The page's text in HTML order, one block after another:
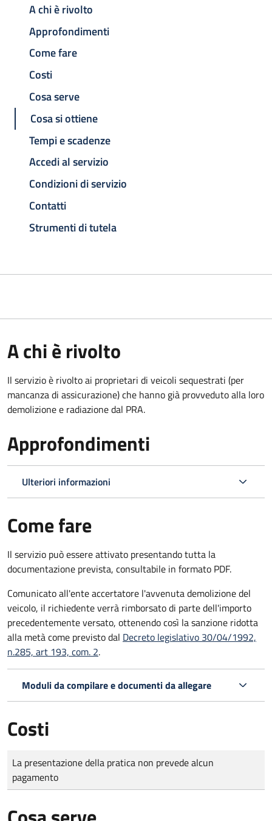
A chi è rivolto
Approfondimenti
Come fare
Costi
Cosa serve
Cosa si ottiene
Tempi e scadenze
Accedi al servizio
Condizioni di servizio
Contatti
Strumenti di tutela
A chi è rivolto
Il servizio è rivolto ai proprietari di veicoli sequestrati (per
mancanza di assicurazione) che hanno già provveduto alla loro
demolizione e radiazione dal PRA.
Approfondimenti
Ulteriori informazioni
Come fare
Il servizio può essere attivato presentando tutta la
documentazione prevista, consultabile in formato PDF.
Comunicato all'ente accertatore l'avvenuta demolizione del
veicolo, il richiedente verrà rimborsato di parte dell'importo
precedentemente versato, ottenendo così la sanzione ridotta
alla metà come previsto dal Decreto legislativo 30/04/1992,
n.285, art 193, com. 2.
Moduli da compilare e documenti da allegare
Costi
Tipo di pagamento
Importo
La presentazione della pratica non prevede alcun
pagamento